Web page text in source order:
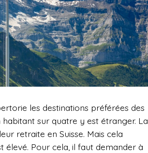
les destinations préférées des
sur quatre y est étranger. La
retraite en Suisse. Mais cela
élevé. Pour cela, il faut demander à